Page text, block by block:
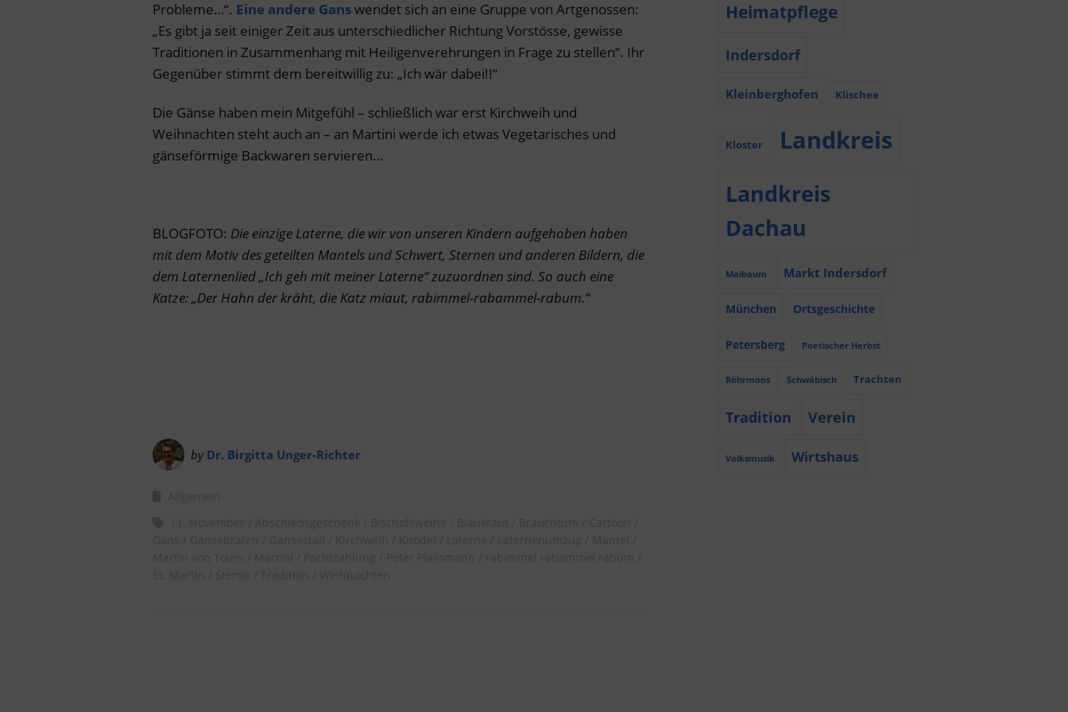
Probleme…“. Eine andere Ganswendet sich an eine Gruppe von Artgenossen:
„Es gibt ja seit einiger Zeit aus unterschiedlicher Richtung Vorstösse, gewisse
Traditionen in Zusammenhang mit Heiligenverehrungen in Frage zu stellen“. Ihr
Gegenüber stimmt dem bereitwillig zu: „Ich wär dabei!!“
Die Gänse haben mein Mitgefühl – schließlich war erst Kirchweih und
Weihnachten steht auch an – an Martini werde ich etwas Vegetarisches und
gänseförmige Backwaren servieren…
BLOGFOTO: Die einzige Laterne, die wir von unseren Kindern aufgehoben haben
mit dem Motiv des geteilten Mantels und Schwert, Sternen und anderen Bildern, die
dem Laternenlied „Ich geh mit meiner Laterne“ zuzuordnen sind. So auch eine
Katze: „Der Hahn der kräht, die Katz miaut, rabimmel-rabammel-rabum.“
by Dr. Birgitta Unger-Richter
Heimatpflege
Indersdorf
Kleinberghofen Klischee
Kloster Landkreis
Landkreis
Dachau
Maibaum Markt Indersdorf
München Ortsgeschichte
Petersberg Poetischer Herbst
Röhrmoos Schwäbisch Trachten
Tradition Verein
Volksmusik Wirtshaus